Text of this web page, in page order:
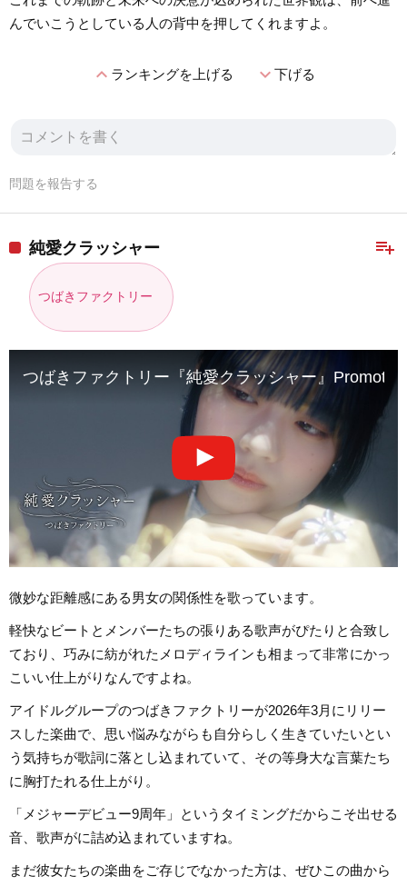
んでいこうとしている人の背中を押してくれますよ。
expand_lessランキングを上げる expand_more下げる
問題を報告する
playlist_add
純愛クラッシャー
つばきファクトリー
つばきファクトリー『純愛クラッシャー』
微妙な距離感にある男女の関係性を歌っています。
軽快なビートとメンバーたちの張りある歌声がぴたりと合致し
ており、巧みに紡がれたメロディラインも相まって非常にかっ
こいい仕上がりなんですよね。
アイドルグループのつばきファクトリーが2026年3月にリリー
スした楽曲で、思い悩みながらも自分らしく生きていたいとい
う気持ちが歌詞に落とし込まれていて、その等身大な言葉たち
に胸打たれる仕上がり。
「メジャーデビュー9周年」というタイミングだからこそ出せる
音、歌声がに詰め込まれていますね。
まだ彼女たちの楽曲をご存じでなかった方は、ぜひこの曲から